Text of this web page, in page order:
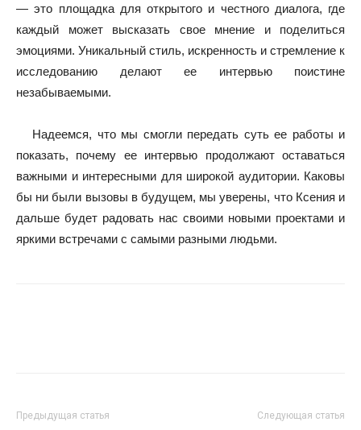
— это площадка для открытого и честного диалога, где
каждый может высказать свое мнение и поделиться
эмоциями. Уникальный стиль, искренность и стремление к
исследованию делают ее интервью поистине
незабываемыми.
Надеемся, что мы смогли передать суть ее работы и
показать, почему ее интервью продолжают оставаться
важными и интересными для широкой аудитории. Каковы
бы ни были вызовы в будущем, мы уверены, что Ксения и
дальше будет радовать нас своими новыми проектами и
яркими встречами с самыми разными людьми.
Предыдущая статья Следующая статья